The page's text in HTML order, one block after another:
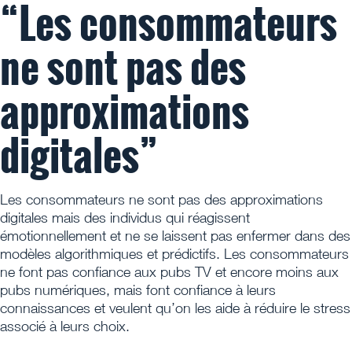
“Les consommateurs
ne sont pas des
approximations
digitales”
Les consommateurs ne sont pas des approximations
digitales mais des individus qui réagissent
émotionnellement et ne se laissent pas enfermer dans des
modèles algorithmiques et prédictifs. Les consommateurs
ne font pas confiance aux pubs TV et encore moins aux
pubs numériques, mais font confiance à leurs
connaissances et veulent qu’on les aide à réduire le stress
associé à leurs choix.